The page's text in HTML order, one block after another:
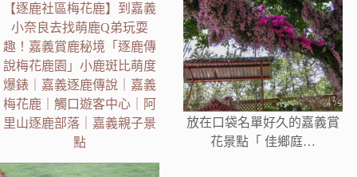
【逐鹿社區梅花鹿】到嘉義
小奈良去找萌鹿Q弟玩耍
趣！嘉義賞鹿秘境「逐鹿傳
說梅花鹿園」小鹿斑比萌度
爆錶｜嘉義逐鹿傳說｜嘉義
梅花鹿｜觸口遊客中心｜阿
里山逐鹿部落｜嘉義親子景
點
放在口袋名單好久的嘉義賞
花景點「 佳鄉庭…